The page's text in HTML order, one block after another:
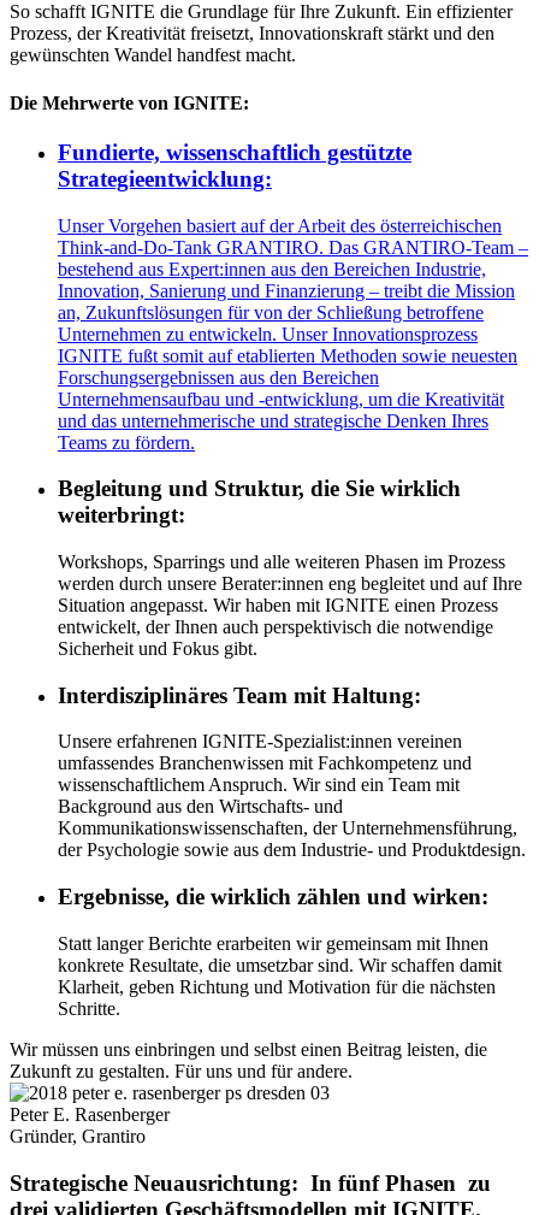
So schafft IGNITE die Grundlage für Ihre Zukunft. Ein effizienter
Prozess, der Kreativität freisetzt, Innovationskraft stärkt und den
gewünschten Wandel handfest macht.
Die Mehrwerte von IGNITE:
Fundierte, wissenschaftlich gestützte
Strategieentwicklung:
Unser Vorgehen basiert auf der Arbeit des österreichischen
Think-and-Do-Tank GRANTIRO. Das GRANTIRO-Team –
bestehend aus Expert:innen aus den Bereichen Industrie,
Innovation, Sanierung und Finanzierung – treibt die Mission
an, Zukunftslösungen für von der Schließung betroffene
Unternehmen zu entwickeln. Unser Innovationsprozess
IGNITE fußt somit auf etablierten Methoden sowie neuesten
Forschungsergebnissen aus den Bereichen
Unternehmensaufbau und -entwicklung, um die Kreativität
und das unternehmerische und strategische Denken Ihres
Teams zu fördern.
Begleitung und Struktur, die Sie wirklich
weiterbringt:
Workshops, Sparrings und alle weiteren Phasen im Prozess
werden durch unsere Berater:innen eng begleitet und auf Ihre
Situation angepasst. Wir haben mit IGNITE einen Prozess
entwickelt, der Ihnen auch perspektivisch die notwendige
Sicherheit und Fokus gibt.
Interdisziplinäres Team mit Haltung:
Unsere erfahrenen IGNITE-Spezialist:innen vereinen
umfassendes Branchenwissen mit Fachkompetenz und
wissenschaftlichem Anspruch. Wir sind ein Team mit
Background aus den Wirtschafts- und
Kommunikationswissenschaften, der Unternehmensführung,
der Psychologie sowie aus dem Industrie- und Produktdesign.
Ergebnisse, die wirklich zählen und wirken:
Statt langer Berichte erarbeiten wir gemeinsam mit Ihnen
konkrete Resultate, die umsetzbar sind. Wir schaffen damit
Klarheit, geben Richtung und Motivation für die nächsten
Schritte.
Wir müssen uns einbringen und selbst einen Beitrag leisten, die
Zukunft zu gestalten. Für uns und für andere.
Peter E. Rasenberger
Gründer, Grantiro
Strategische Neuausrichtung: In fünf Phasen zu
drei validierten Geschäftsmodellen mit IGNITE.